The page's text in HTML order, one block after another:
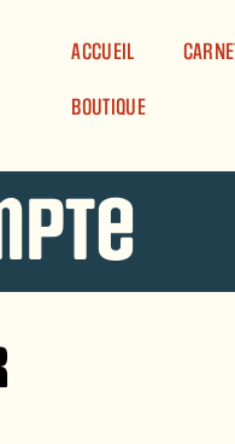
ACCUEIL
BOUTIQUE